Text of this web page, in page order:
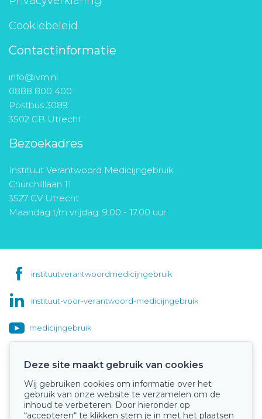
Cookiebeleid
Contactinformatie
info@ivm.nl
0888 800 400
Postbus 3089
3502 GB Utrecht
Bezoekadres
Instituut Verantwoord Medicijngebruik
Churchilllaan 11
3527 GV Utrecht
Maandag t/m vrijdag: 9.00 - 17.00 uur
instituutverantwoordmedicijngebruik
instituut-voor-verantwoord-medicijngebruik
medicijngebruik
Onze keurmerken
Deze site maakt gebruik van cookies
Wij gebruiken cookies om informatie over het
gebruik van onze website te verzamelen om de
inhoud te verbeteren. Door hieronder op
“accepteren“ te klikken stem je in met het plaatsen